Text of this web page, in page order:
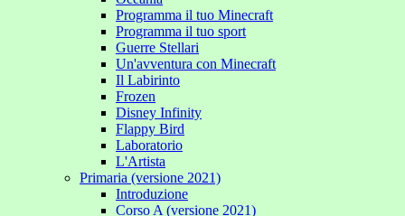
Programma il tuo Minecraft
Programma il tuo sport
Guerre Stellari
Un'avventura con Minecraft
Il Labirinto
Frozen
Disney Infinity
Flappy Bird
Laboratorio
L'Artista
Primaria (versione 2021)
Introduzione
Corso A (versione 2021)